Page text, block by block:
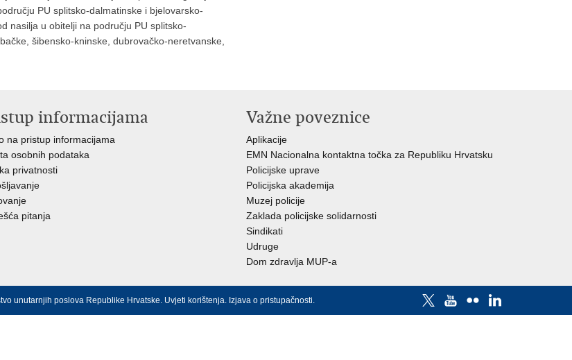
PU splitsko-dalmatinske i bjelovarsko-
nasilja u obitelji na području PU splitsko-
šibensko-kninske, dubrovačko-neretvanske,
informacijama
na pristup informacijama
osobnih podataka
privatnosti
pitanja
Važne poveznice
Aplikacije
EMN Nacionalna kontaktna točka za Republiku Hrvatsku
Policijske uprave
Policijska akademija
Muzej policije
Zaklada policijske solidarnosti
Sindikati
Udruge
Dom zdravlja MUP-a
unutarnjih poslova Republike Hrvatske. Uvjeti korištenja. Izjava o pristupačnosti.